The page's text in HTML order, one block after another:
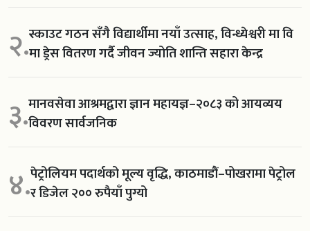
२.स्काउट गठन सँगै विद्यार्थीमा नयाँ उत्साह, विन्ध्येश्वरी मा वि
मा ड्रेस वितरण गर्दै जीवन ज्योति शान्ति सहारा केन्द्र
३.मानवसेवा आश्रमद्वारा ज्ञान महायज्ञ–२०८३ को आयव्यय
विवरण सार्वजनिक
४.पेट्रोलियम पदार्थको मूल्य वृद्धि, काठमाडौं–पोखरामा पेट्रोल
र डिजेल २०० रुपैयाँ पुग्यो